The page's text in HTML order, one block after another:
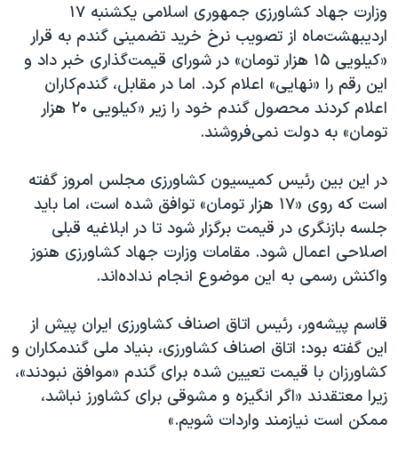
وزارت جهاد کشاورزی جمهوری اسلامی یکشنبه ۱۷
اردیبهشت‌ماه از تصویب نرخ خرید تضمینی گندم به قرار
«کیلویی ۱۵ هزار تومان» در شورای قیمت‌گذاری خبر داد و
این رقم را «نهایی» اعلام کرد. اما در مقابل، گندم‌کاران
اعلام کردند محصول گندم خود را زیر «کیلویی ۲۰ هزار
تومان» به دولت نمی‌فروشند.
در این بین رئیس کمیسیون کشاورزی مجلس امروز گفته
است که روی «۱۷ هزار تومان» توافق شده است، اما باید
جلسه بازنگری در قیمت برگزار شود تا در ابلاغیه قبلی
اصلاحی اعمال شود. مقامات وزارت جهاد کشاورزی هنوز
واکنش رسمی به این موضوع انجام نداده‌اند.
قاسم پیشه‌ور، رئیس اتاق اصناف کشاورزی ایران پیش از
این گفته بود: اتاق اصناف کشاورزی، بنیاد ملی گندمکاران و
کشاورزان با قیمت تعیین شده برای گندم «موافق نبودند»،
زیرا معتقدند «اگر انگیزه و مشوقی برای کشاورز نباشد،
ممکن است نیازمند واردات شویم.»